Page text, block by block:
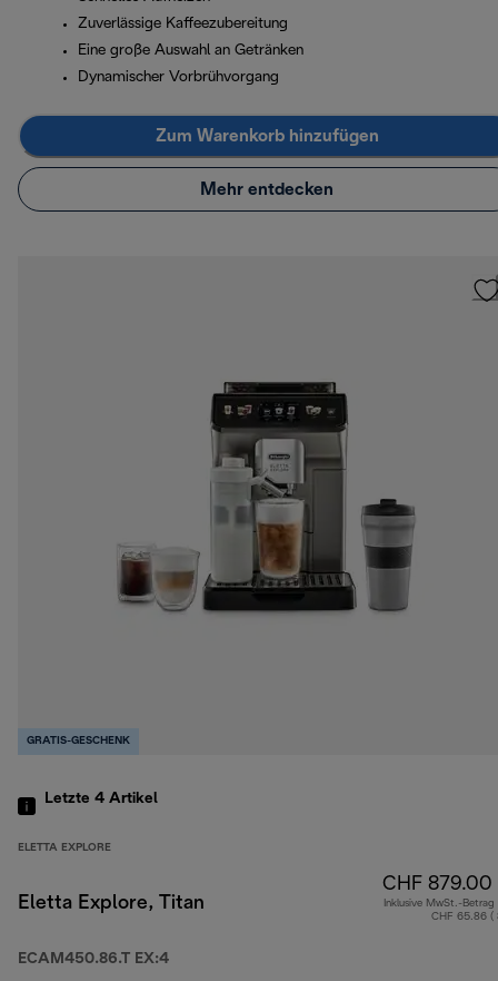
Zuverlässige Kaffeezubereitung
Eine große Auswahl an Getränken
Dynamischer Vorbrühvorgang
Zum Warenkorb hinzufügen
Mehr entdecken
GRATIS-GESCHENK
Letzte 4 Artikel
ELETTA EXPLORE
Eletta Explore, Titan
ECAM450.86.T EX:4
CHF 879.00
Inklusive MwSt.-Betrag
CHF 65.86 (